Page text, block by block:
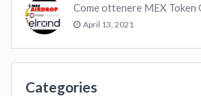
April 13, 2021
Categories